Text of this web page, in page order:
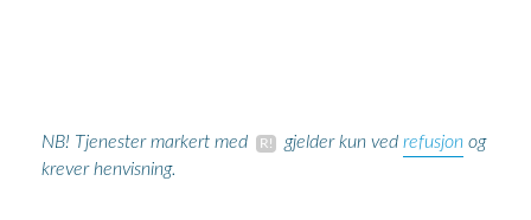
NB! Tjenester markert med gjelder kun ved refusjon og
krever henvisning.